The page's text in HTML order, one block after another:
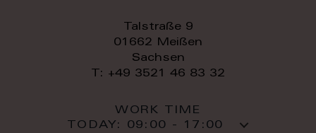
Talstraße 9
01662 Meißen
Sachsen
T: +49 3521 46 83 32
WORK TIME
TODAY: 09:00 - 17:00